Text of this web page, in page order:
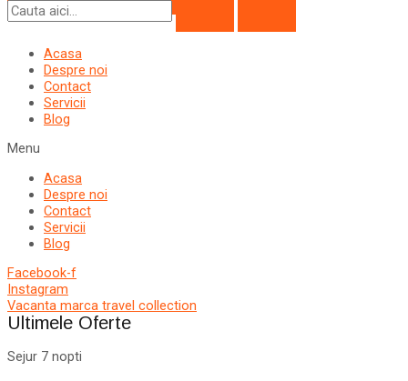
Acasa
Despre noi
Contact
Servicii
Blog
Menu
Acasa
Despre noi
Contact
Servicii
Blog
Facebook-f
Instagram
Vacanta marca travel collection
Ultimele Oferte
Sejur 7 nopti